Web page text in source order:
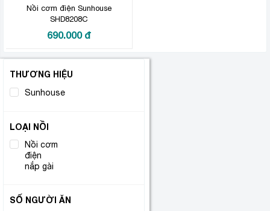
Nồi cơm điện Sunhouse
SHD8208C
690.000 đ
THƯƠNG HIỆU
Sunhouse
LOẠI NỒI
Nồi cơm
điện
nắp gài
SỐ NGƯỜI ĂN